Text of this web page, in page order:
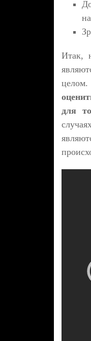
Итак,
целом.
для